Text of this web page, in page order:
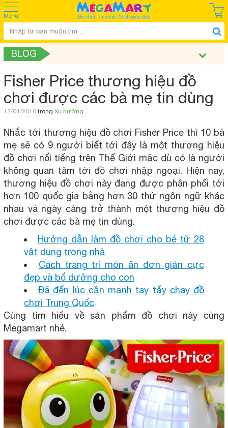
Menu
BLOG
Fisher Price thương hiệu đồ
chơi được các bà mẹ tin dùng
12/04/2016trong Xu hướng
Nhắc tới thương hiệu đồ chơi Fisher Price thì 10 bà
mẹ sẽ có 9 người biết tới đây là một thương hiệu
đồ chơi nổi tiếng trên Thế Giới mặc dù có là người
không quan tâm tới đồ chơi nhập ngoại. Hiện nay,
thương hiệu đồ chơi này đang được phân phối tới
hơn 100 quốc gia bằng hơn 30 thứ ngôn ngữ khác
nhau và ngày càng trở thành một thương hiệu đồ
chơi được các bà mẹ tin dùng.
Hướng dẫn làm đồ chơi cho bé từ 28
vật dụng trong nhà
Cách trang trí món ăn đơn giản cực
đẹp và bổ dưỡng cho con
Đã đến lúc cần mạnh tay tẩy chay đồ
chơi Trung Quốc
Cùng tìm hiểu về sản phẩm đồ chơi này cùng
Megamart nhé.